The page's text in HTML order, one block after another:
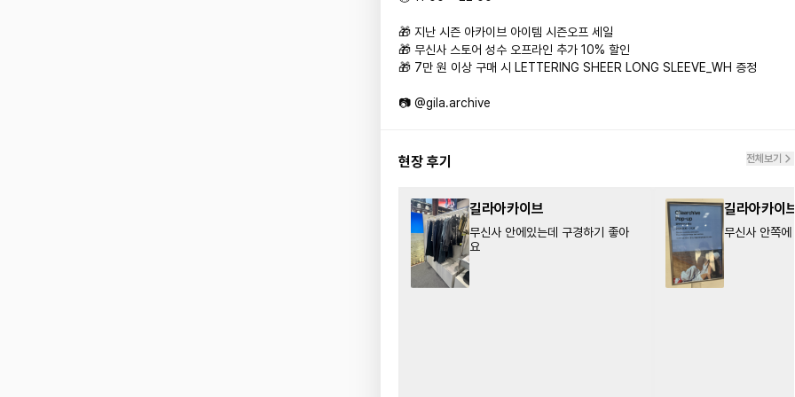
🎁 지난 시즌 아카이브 아이템 시즌오프 세일
🎁 무신사 스토어 성수 오프라인 추가 10% 할인
🎁 7만 원 이상 구매 시 LETTERING SHEER LONG SLEEVE_WH 증정
현장 후기 전체보기
길라아카이브
무신사 안에있는데 구경하기 좋아
요
길라아카이브
무신사 안쪽에